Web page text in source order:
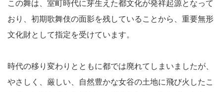
この舞は、室町時代に芽生えた都文化が発祥起源となって
おり、初期歌舞伎の面影を残していることから、重要無形
文化財として指定を受けています。
時代の移り変わりとともに都では廃れてしまいましたが、
やさしく
、厳しい、自然豊かな女谷の土地に飛び火したこ